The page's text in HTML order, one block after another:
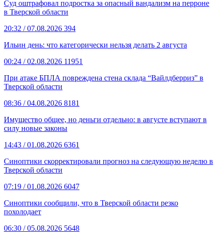
Суд оштрафовал подростка за опасный вандализм на перроне
в Тверской области
20:32 / 07.08.2026 394
Ильин день: что категорически нельзя делать 2 августа
00:24 / 02.08.2026 11951
При атаке БПЛА повреждена стена склада “Вайлдберриз” в
Тверской области
08:36 / 04.08.2026 8181
Имущество общее, но деньги отдельно: в августе вступают в
силу новые законы
14:43 / 01.08.2026 6361
Синоптики скорректировали прогноз на следующую неделю в
Тверской области
07:19 / 01.08.2026 6047
Синоптики сообщили, что в Тверской области резко
похолодает
06:30 / 05.08.2026 5648